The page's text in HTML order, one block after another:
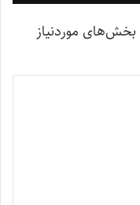
بخش‌های موردنیاز